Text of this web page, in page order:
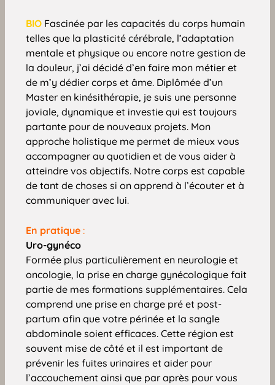
BIO Fascinée par les capacités du corps humain
telles que la plasticité cérébrale, l’adaptation
mentale et physique ou encore notre gestion de
la douleur, j’ai décidé d’en faire mon métier et
de m’y dédier corps et âme. Diplômée d’un
Master en kinésithérapie, je suis une personne
joviale, dynamique et investie qui est toujours
partante pour de nouveaux projets. Mon
approche holistique me permet de mieux vous
accompagner au quotidien et de vous aider à
atteindre vos objectifs. Notre corps est capable
de tant de choses si on apprend à l’écouter et à
communiquer avec lui.
En pratique :
Uro-gynéco
Formée plus particulièrement en neurologie et
oncologie, la prise en charge gynécologique fait
partie de mes formations supplémentaires. Cela
comprend une prise en charge pré et post-
partum afin que votre périnée et la sangle
abdominale soient efficaces. Cette région est
souvent mise de côté et il est important de
prévenir les fuites urinaires et aider pour
l’accouchement ainsi que par après pour vous